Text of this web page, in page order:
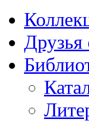
Друзья